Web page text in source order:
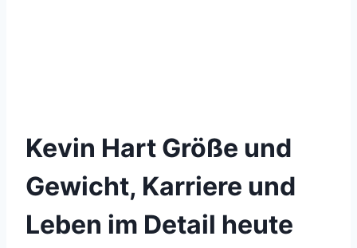
Kevin Hart Größe und
Gewicht, Karriere und
Leben im Detail heute